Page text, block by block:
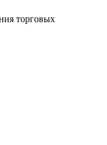
торговых